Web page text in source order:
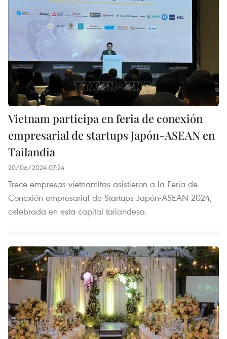
Vietnam participa en feria de conexión
empresarial de startups Japón-ASEAN en
Tailandia
20/06/2024 07:24
Trece empresas vietnamitas asistieron a la Feria de
Conexión empresarial de Startups Japón-ASEAN 2024,
celebrada en esta capital tailandesa.